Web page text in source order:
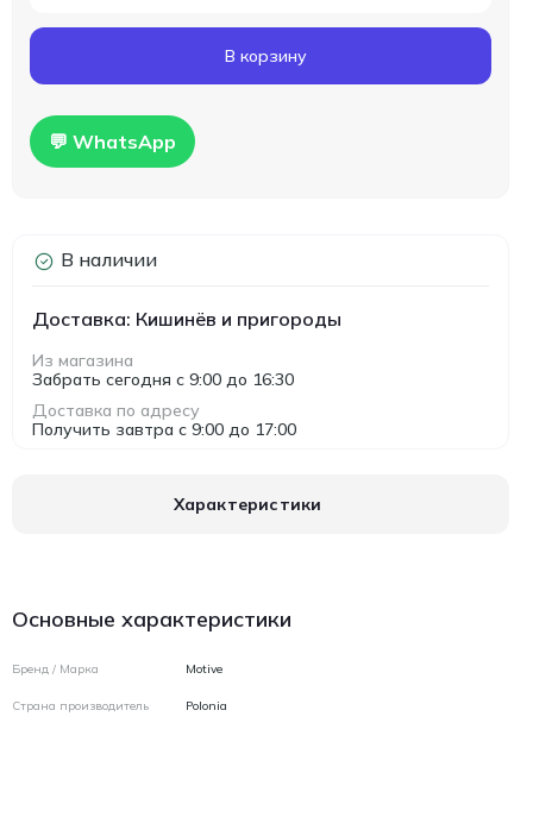
В корзину
💬 WhatsApp
В наличии
Доставка: Кишинёв и пригороды
Из магазина
Забрать сегодня с 9:00 до 16:30
Доставка по адресу
Получить завтра с 9:00 до 17:00
Характеристики
Основные характеристики
Бренд / Марка Motive
Страна производитель Polonia